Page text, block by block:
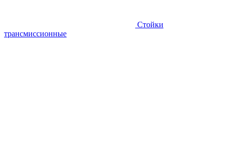
Стойки
трансмиссионные